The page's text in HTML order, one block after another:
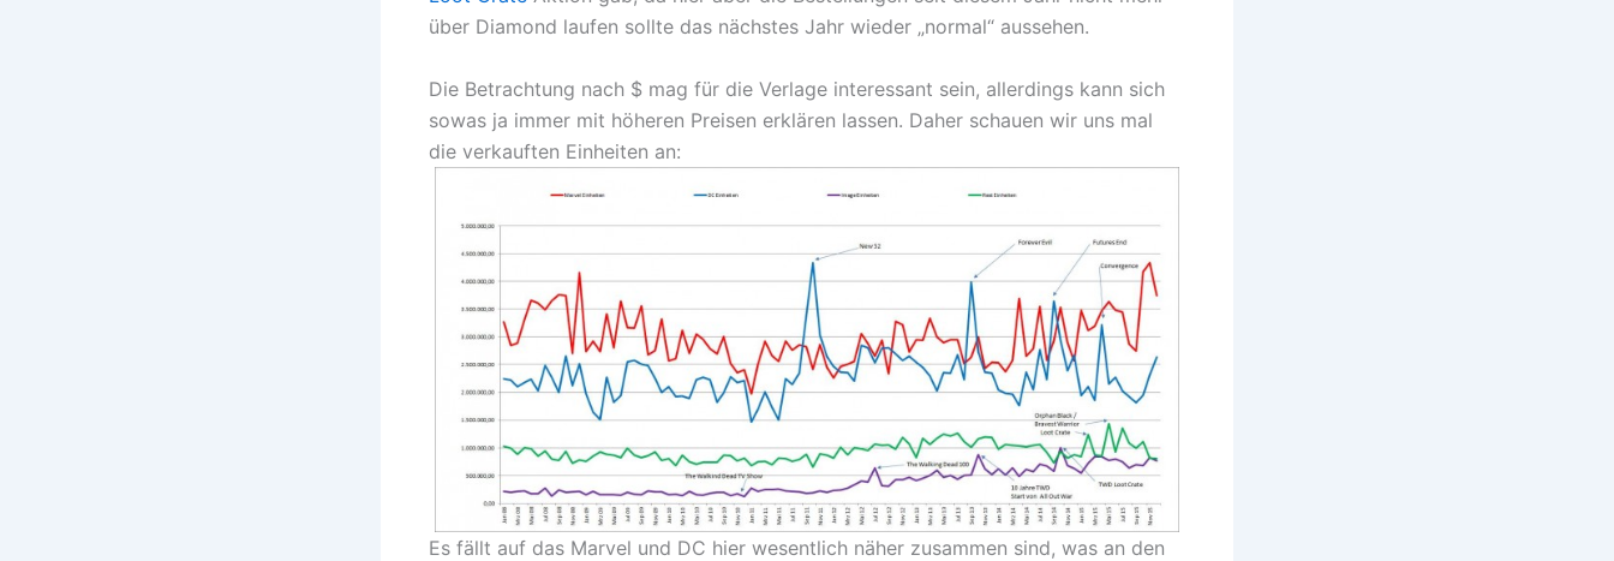
über Diamond laufen sollte das nächstes Jahr wieder „normal“ aussehen.
Die Betrachtung nach $ mag für die Verlage interessant sein, allerdings kann sich
sowas ja immer mit höheren Preisen erklären lassen. Daher schauen wir uns mal
die verkauften Einheiten an:
Es fällt auf das Marvel und DC hier wesentlich näher zusammen sind, was an den